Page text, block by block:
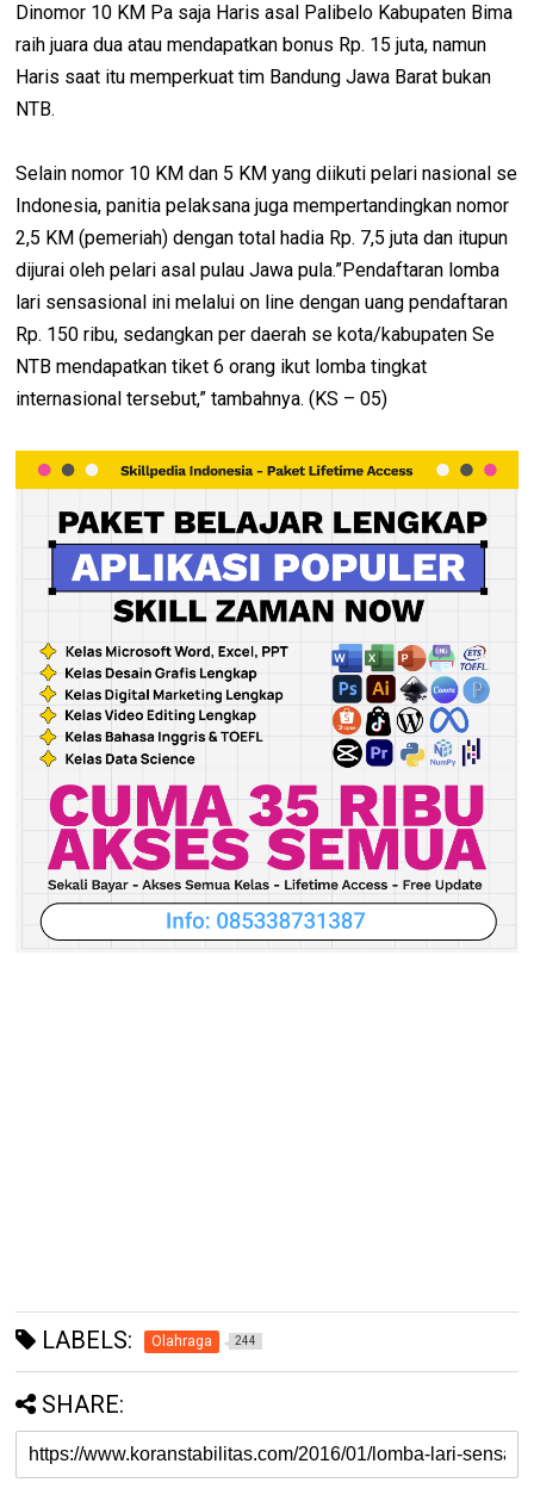
Dinomor 10 KM Pa saja Haris asal Palibelo Kabupaten Bima
raih juara dua atau mendapatkan bonus Rp. 15 juta, namun
Haris saat itu memperkuat tim Bandung Jawa Barat bukan
NTB.
Selain nomor 10 KM dan 5 KM yang diikuti pelari nasional se
Indonesia, panitia pelaksana juga mempertandingkan nomor
2,5 KM (pemeriah) dengan total hadia Rp. 7,5 juta dan itupun
dijurai oleh pelari asal pulau Jawa pula.”Pendaftaran lomba
lari sensasional ini melalui on line dengan uang pendaftaran
Rp. 150 ribu, sedangkan per daerah se kota/kabupaten Se
NTB mendapatkan tiket 6 orang ikut lomba tingkat
internasional tersebut,” tambahnya. (KS – 05)
LABELS: Olahraga 244
SHARE: